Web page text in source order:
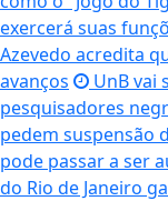
exercerá suas
Azevedo acredita
avanços
UnB vai
pesquisadores
pedem suspensão
pode passar a ser
do Rio de Janeiro